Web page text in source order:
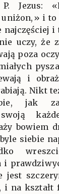
Jezus:
uniżon,» i
najczęściej i
uczy,
poza
i
Nikt
jak
swoją
bowiem
siebie
i
i na kształt